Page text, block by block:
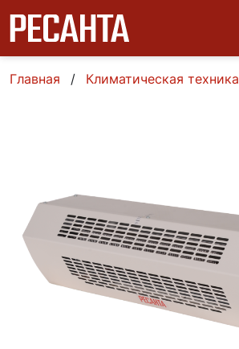
Главная Климатическая техника